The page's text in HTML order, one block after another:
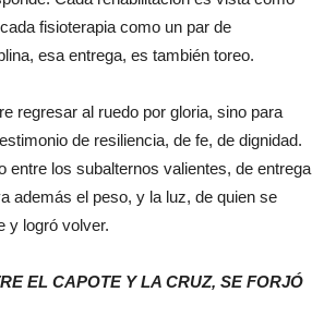
fisioterapia como un par de
esa entrega, es también toreo.
regresar al ruedo por gloria, sino para
de resiliencia, de fe, de dignidad.
entre los subalternos valientes, de entrega
además el peso, y la luz, de quien se
y logró volver.
EL CAPOTE Y LA CRUZ, SE FORJÓ